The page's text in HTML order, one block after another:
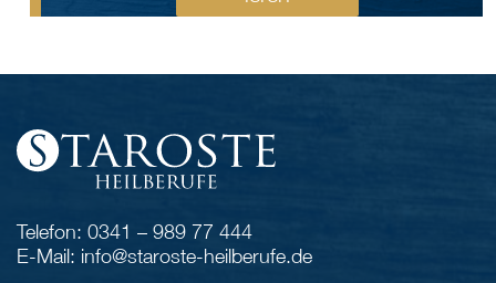
Telefon: 0341 – 989 77 444
E-Mail: info@staroste-heilberufe.de